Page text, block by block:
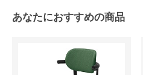
あなたにおすすめの商品